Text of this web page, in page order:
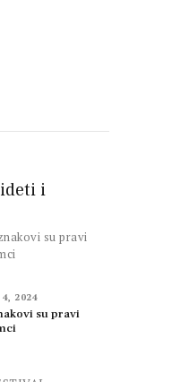
i
4, 2024
su pravi